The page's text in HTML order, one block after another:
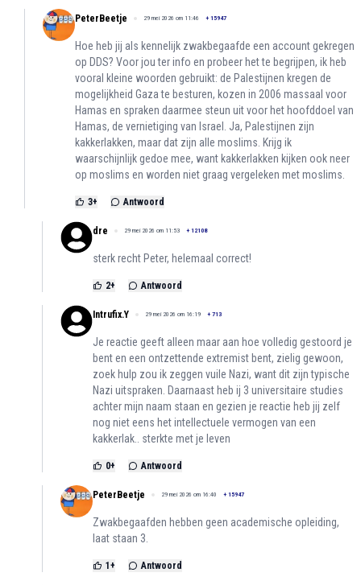
PeterBeetje 29 mei 2026 om 11:46 + 15947
Hoe heb jij als kennelijk zwakbegaafde een account gekregen
op DDS? Voor jou ter info en probeer het te begrijpen, ik heb
vooral kleine woorden gebruikt: de Palestijnen kregen de
mogelijkheid Gaza te besturen, kozen in 2006 massaal voor
Hamas en spraken daarmee steun uit voor het hoofddoel van
Hamas, de vernietiging van Israel. Ja, Palestijnen zijn
kakkerlakken, maar dat zijn alle moslims. Krijg ik
waarschijnlijk gedoe mee, want kakkerlakken kijken ook neer
op moslims en worden niet graag vergeleken met moslims.
3+ Antwoord
dre 29 mei 2026 om 11:53 + 12108
sterk recht Peter, helemaal correct!
2+ Antwoord
Intrufix.Y 29 mei 2026 om 16:19 + 713
Je reactie geeft alleen maar aan hoe volledig gestoord je
bent en een ontzettende extremist bent, zielig gewoon,
zoek hulp zou ik zeggen vuile Nazi, want dit zijn typische
Nazi uitspraken. Daarnaast heb ij 3 universitaire studies
achter mijn naam staan en gezien je reactie heb jij zelf
nog niet eens het intellectuele vermogen van een
kakkerlak.. sterkte met je leven
0+ Antwoord
PeterBeetje 29 mei 2026 om 16:40 + 15947
Zwakbegaafden hebben geen academische opleiding,
laat staan 3.
1 + Antwoord